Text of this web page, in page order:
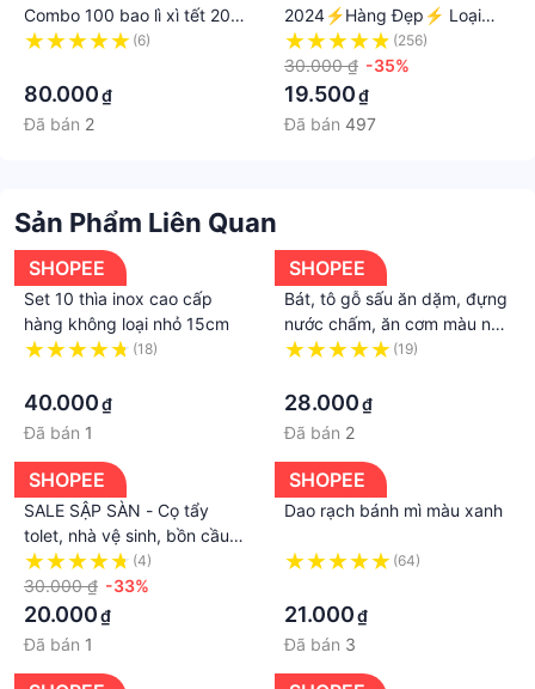
Combo 100 bao lì xì tết 2024
giá sỉ đẹp độc lạ nhiều mẫu
5539
(6)
80.000₫
Đã bán 2
2024⚡Hàng Đẹp⚡ Loại
Lớn Dày Đẹp được chọn
mẫu
(256)
30.000 ₫ -35%
19.500₫
Đã bán 497
Sản Phẩm Liên Quan
SHOPEE
Set 10 thìa inox cao cấp
hàng không loại nhỏ 15cm
(18)
40.000₫
Đã bán 1
SHOPEE
Bát, tô gỗ sấu ăn dặm, đựng
nước chấm, ăn cơm màu nâu
xám khói đẹp cao cấp
(19)
28.000₫
Đã bán 2
SHOPEE
SALE SẬP SÀN - Cọ tẩy
tolet, nhà vệ sinh, bồn cầu
freeship có video kèm ảnh
thật
(4)
30.000 ₫ -33%
20.000₫
Đã bán 1
SHOPEE
Dao rạch bánh mì màu xanh
(64)
21.000₫
Đã bán 3